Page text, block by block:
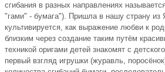
сгибания в разных направлениях
"гами" - бумага"). Пришла в нашу страну из
культивируется, как выражение любви к
близким через создание таким путём
техникой оригами детей знакомят с
первый взгляд игрушки (журавль,